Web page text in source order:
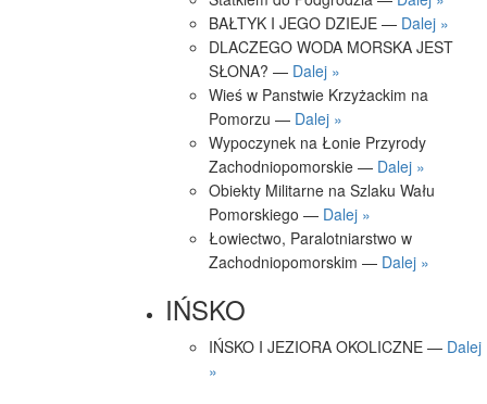
BAŁTYK I JEGO DZIEJE — Dalej »
DLACZEGO WODA MORSKA JEST
SŁONA? — Dalej »
Wieś w Panstwie Krzyżackim na
Pomorzu — Dalej »
Wypoczynek na Łonie Przyrody
Zachodniopomorskie — Dalej »
Obiekty Militarne na Szlaku Wału
Pomorskiego — Dalej »
Łowiectwo, Paralotniarstwo w
Zachodniopomorskim — Dalej »
IŃSKO
IŃSKO I JEZIORA OKOLICZNE — Dalej
»